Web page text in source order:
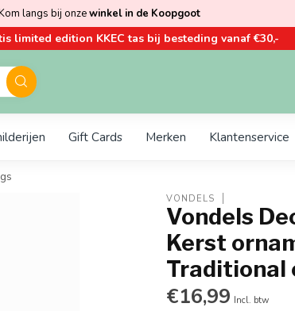
langs bij onzewinkel in de Koopgoot
limited edition KKEC tas bij besteding vanaf €30,-
Gift Cards Merken Klantenservice
VONDELS
Vondels
Kerst
Traditional
€16,99 Incl. btw